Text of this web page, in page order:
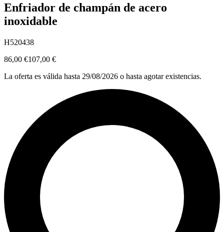
Enfriador de champán de acero
inoxidable
H520438
86,00 €107,00 €
La oferta es válida hasta 29/08/2026 o hasta agotar existencias.